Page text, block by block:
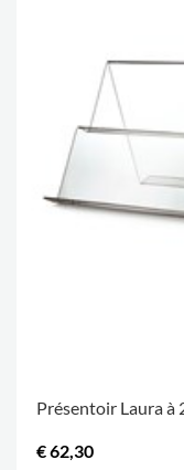
Présentoir Laura à
€ 62,30